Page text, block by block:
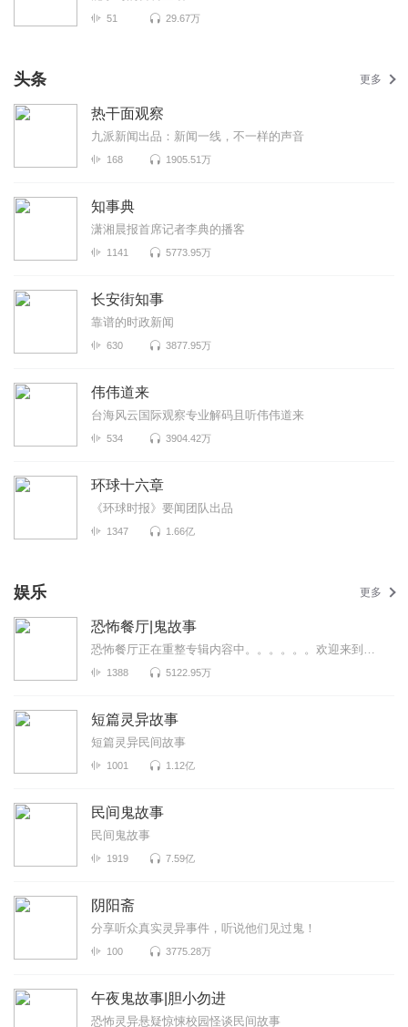
51 29.67万
头条 更多
热干面观察
九派新闻出品：新闻一线，不一样的声音
168 1905.51万
知事典
潇湘晨报首席记者李典的播客
1141 5773.95万
长安街知事
靠谱的时政新闻
630 3877.95万
伟伟道来
台海风云国际观察专业解码且听伟伟道来
534 3904.42万
环球十六章
《环球时报》要闻团队出品
1347 1.66亿
娱乐 更多
恐怖餐厅|鬼故事
恐怖餐厅正在重整专辑内容中。。。。。。欢迎来到恐怖餐厅，来品尝不一样的味道~
1388 5122.95万
短篇灵异故事
短篇灵异民间故事
1001 1.12亿
民间鬼故事
民间鬼故事
1919 7.59亿
阴阳斋
分享听众真实灵异事件，听说他们见过鬼！
100 3775.28万
午夜鬼故事|胆小勿进
恐怖灵异悬疑惊悚校园怪谈民间故事